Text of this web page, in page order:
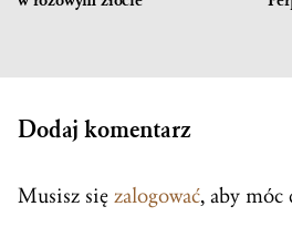
Dodaj komentarz
Musisz się zalogować, aby móc